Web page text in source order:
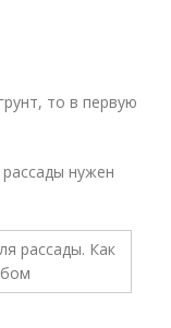
то в первую
нужен